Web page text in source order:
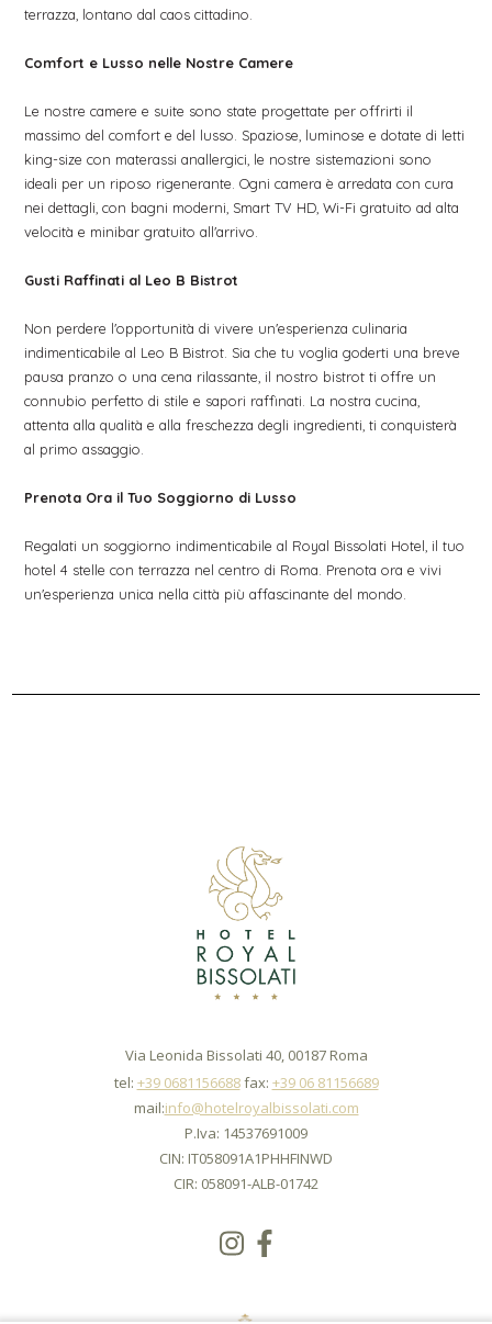
terrazza, lontano dal caos cittadino.
Comfort e Lusso nelle Nostre Camere
Le nostre camere e suite sono state progettate per offrirti il
massimo del comfort e del lusso. Spaziose, luminose e dotate di letti
king-size con materassi anallergici, le nostre sistemazioni sono
ideali per un riposo rigenerante. Ogni camera è arredata con cura
nei dettagli, con bagni moderni, Smart TV HD, Wi-Fi gratuito ad alta
velocità e minibar gratuito all'arrivo.
Gusti Raffinati al Leo B Bistrot
Non perdere l'opportunità di vivere un'esperienza culinaria
indimenticabile al Leo B Bistrot. Sia che tu voglia goderti una breve
pausa pranzo o una cena rilassante, il nostro bistrot ti offre un
connubio perfetto di stile e sapori raffinati. La nostra cucina,
attenta alla qualità e alla freschezza degli ingredienti, ti conquisterà
al primo assaggio.
Prenota Ora il Tuo Soggiorno di Lusso
Regalati un soggiorno indimenticabile al Royal Bissolati Hotel, il tuo
hotel 4 stelle con terrazza nel centro di Roma. Prenota ora e vivi
un'esperienza unica nella città più affascinante del mondo.
Via Leonida Bissolati 40, 00187 Roma
tel: +39 0681156688fax: +39 06 81156689
mail:info@hotelroyalbissolati.com
P.Iva: 14537691009
CIN: IT058091A1PHHFINWD
CIR: 058091-ALB-01742